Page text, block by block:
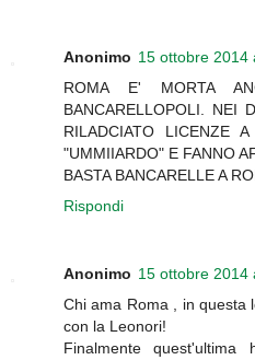
Anonimo 15 ottobre 2014
ROMA E' MORTA
BANCARELLOPOLI. NEI
RILADCIATO LICENZE
"UMMIIARDO" E FANNO
BASTA BANCARELLE A
Rispondi
Anonimo 15 ottobre 2014
Chi ama Roma , in questa
con la Leonori!
Finalmente